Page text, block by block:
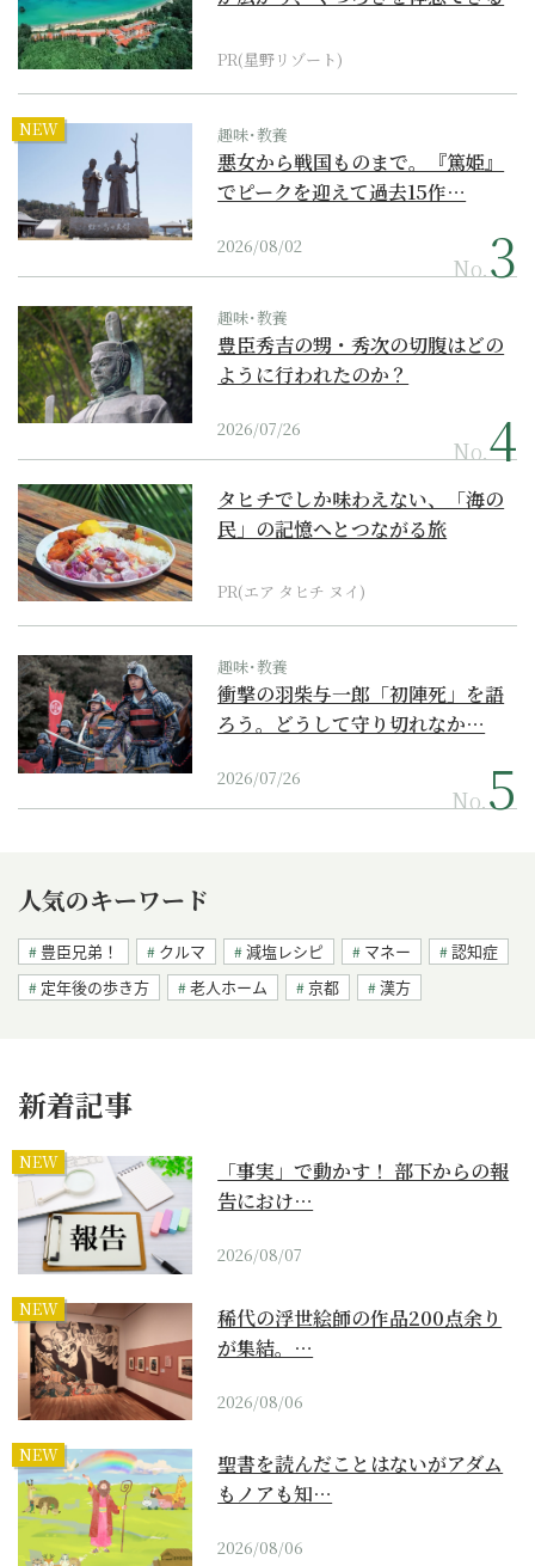
PR(星野リゾート)
NEW 趣味･教養
悪女から戦国ものまで。『篤姫』
でピークを迎えて過去15作…
2026/08/02
No.
趣味･教養
豊臣秀吉の甥・秀次の切腹はどの
ように行われたのか？
2026/07/26
No.
タヒチでしか味わえない、「海の
民」の記憶へとつながる旅
PR(エア タヒチ ヌイ)
趣味･教養
衝撃の羽柴与一郎「初陣死」を語
ろう。どうして守り切れなか…
2026/07/26
No.
人気のキーワード
豊臣兄弟！ クルマ 減塩レシピ マネー
認知症
定年後の歩き方
老人ホーム 京都 漢方
新着記事
NEW
「事実」で動かす！ 部下からの報
告におけ…
2026/08/07
NEW
稀代の浮世絵師の作品200点余り
が集結。…
2026/08/06
NEW
聖書を読んだことはないがアダム
もノアも知…
2026/08/06